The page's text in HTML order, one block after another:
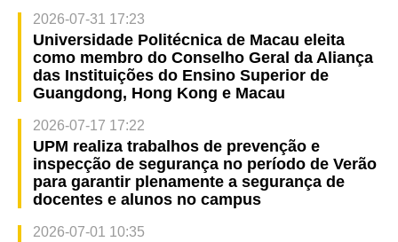
2026-07-31 17:23
Universidade Politécnica de Macau eleita
como membro do Conselho Geral da Aliança
das Instituições do Ensino Superior de
Guangdong, Hong Kong e Macau
2026-07-17 17:22
UPM realiza trabalhos de prevenção e
inspecção de segurança no período de Verão
para garantir plenamente a segurança de
docentes e alunos no campus
2026-07-01 10:35